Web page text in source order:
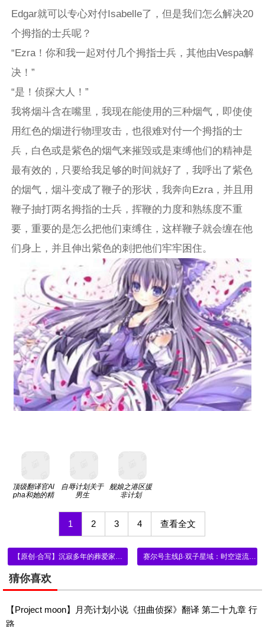
Edgar就可以专心对付Isabelle了，但是我们怎么解决20
个拇指的士兵呢？
“Ezra！你和我一起对付几个拇指士兵，其他由Vespa解
决！”
“是！侦探大人！”
我将烟斗含在嘴里，我现在能使用的三种烟气，即使使
用红色的烟进行物理攻击，也很难对付一个拇指的士
兵，白色或是紫色的烟气来摧毁或是束缚他们的精神是
最有效的，只要给我足够的时间就好了，我呼出了紫色
的烟气，烟斗变成了鞭子的形状，我奔向Ezra，并且用
鞭子抽打两名拇指的士兵，挥鞭的力度和熟练度不重
要，重要的是怎么把他们束缚住，这样鞭子就会缠在他
们身上，并且伸出紫色的刺把他们牢牢困住。
顶级翻译官Al
pha和她的精
自辱计划关于
男生
舰娘之港区援
非计划
1 2 3 4 查看全文
猜你喜欢
【Project moon】月亮计划小说《扭曲侦探》翻译 第二十九章 行
路